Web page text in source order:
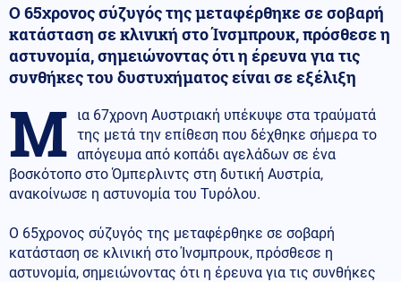
Ο 65χρονος σύζυγός της μεταφέρθηκε σε σοβαρή
κατάσταση σε κλινική στο Ίνσμπρουκ, πρόσθεσε η
αστυνομία, σημειώνοντας ότι η έρευνα για τις
συνθήκες του δυστυχήματος είναι σε εξέλιξη
Μ
ια 67χρονη Αυστριακή υπέκυψε στα τραύματά
της μετά την επίθεση που δέχθηκε σήμερα το
απόγευμα από κοπάδι αγελάδων σε ένα
βοσκότοπο στο Όμπερλιντς στη δυτική Αυστρία,
ανακοίνωσε η αστυνομία του Τυρόλου.
Ο 65χρονος σύζυγός της μεταφέρθηκε σε σοβαρή
κατάσταση σε κλινική στο Ίνσμπρουκ, πρόσθεσε η
αστυνομία, σημειώνοντας ότι η έρευνα για τις συνθήκες